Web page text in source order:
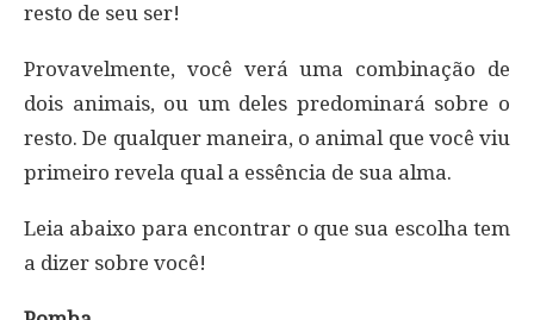
resto de seu ser!
Provavelmente, você verá uma combinação de
dois animais, ou um deles predominará sobre o
resto. De qualquer maneira, o animal que você viu
primeiro revela qual a essência de sua alma.
Leia abaixo para encontrar o que sua escolha tem
a dizer sobre você!